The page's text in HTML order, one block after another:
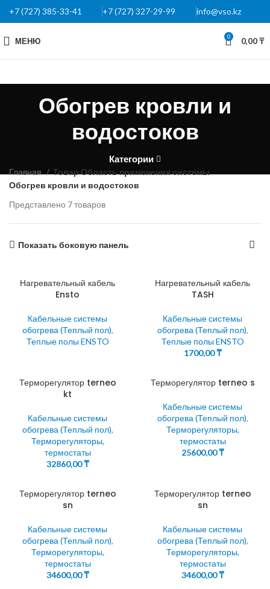
+7 (727) 385-33-41 +7 (727) 327-29-99 info@vso.kz
МЕНЮ 0 0,00₸
Обогрев кровли и
водостоков
Категории
Главная
Товар Область применения системы
Обогрев кровли и водостоков
Представлено 7 товаров
Показать боковую панель
Нагревательный кабель
Ensto
Кабельные системы
обогрева (Теплый пол),
Теплые полы ENSTO
Нагревательный кабель
TASH
Кабельные системы
обогрева (Теплый пол),
Теплые полы ENSTO
1700,00₸
Терморегулятор terneo
kt
Кабельные системы
обогрева (Теплый пол),
Терморегуляторы,
термостаты
32860,00₸
Терморегулятор terneo s
Кабельные системы
обогрева (Теплый пол),
Терморегуляторы,
термостаты
25600,00₸
Терморегулятор terneo
sn
Кабельные системы
обогрева (Теплый пол),
Терморегуляторы,
термостаты
34600,00₸
Терморегулятор terneo
sn
Кабельные системы
обогрева (Теплый пол),
Терморегуляторы,
термостаты
34600,00₸